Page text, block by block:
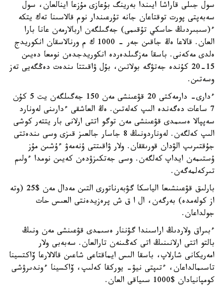
سول جىلى قاراشا ايىندا بەرينگ بۇعازى مۇزعا اينالعان، سول
سەبەپتى پورت توقتاعان جانە تۇرعىندار نوم قالاسىنا تەك يتكە
ء(سىبىردىڭ حاسكي تۇقىمى) جەگىلگەن اربالارمەن عانا بارا
العان. قالاعا ەڭ جاقىن جەر - 1000 ك م ورنالاسقان انكوريدج
ەلدى مەكەنى. باسقا مەزگىلدەردە انكوريدجدەن نومعا دەيىن
15-20 كۇندە جەتۋگە بولاتىن، بۇل ۋاقىتتا ىندەت دەڭگەيى تەز
وسەتىن.
ءدارى- دارمەكتى 20 قۋعىنشى مەن 150 جەگىلگەن يت 5 كۇن
7 ساعات دەگەندە الىپ كەلەتىن. ەڭ العاشقى ءدارىنى لەونارد
سەپپالا ەسىمدى قۋعىنشى مەن توگو اتتى ارلانى بار يتتەر كوشى
الىپ كەلگەن. لەوناردونىڭ 8 جاسار جالعىز قىزى وسى ىندەتتى
جۇقتىرىپ الۋدان قورىققان. ولار ۋاقىتتى ۇنەمەۋ ءۇشىن مۇز
ۇستىمەن ايداپ كەلگەن. وسى جەتكىزۋدەن كەيىن نومدا ءولىم
تىركەلمەگەن.
بارلىق قۋعىنشىعا الياسكا گۋبەرناتورى التىن مەدال مەن $25 (وتە
از كولەمدە) بەرگەن، ال ا ق ش پرەزيدەنتى العىس حات
جولداعان.
ءبىراق ولاردىڭ اراسىندا گۋننار ەسىمدى قۋعىنشى مەن ونىڭ
بالتو اتتى ارلانىنىڭ اتى كەڭىنەن تارالعان. سەبەبى ولار
امەريكانى شارلاپ، باسقا الىس ايماقتاعى شاعىن قالالارعا ۆاكتسينا
تاسىمالداعان، ءتىپتى نيۋ- يوركقا كەلىپ، ۆاكسينا ءوندىرۋشى
كومپانيادان $1000 سىياقى العان.